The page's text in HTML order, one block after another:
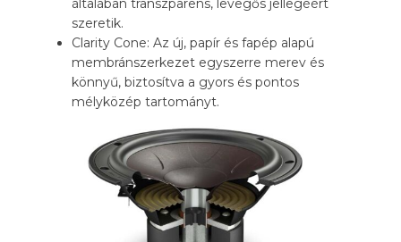
általában transzparens, levegős jellegéért
szeretik.
Clarity Cone: Az új, papír és fapép alapú
membránszerkezet egyszerre merev és
könnyű, biztosítva a gyors és pontos
mélyközép tartományt.